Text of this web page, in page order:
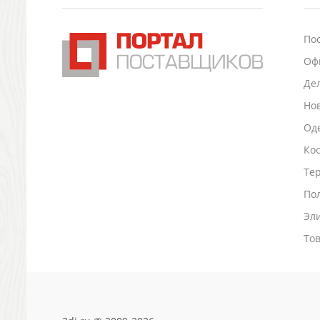
Подставки для визиток записок телефонов
Промо
Антистрессы